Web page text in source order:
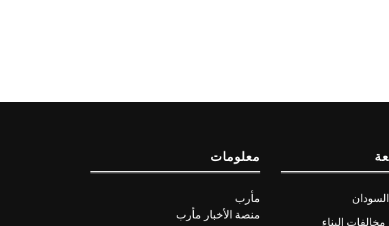
البناء
معلومات
مأرب
منصة الأخبار مأرب